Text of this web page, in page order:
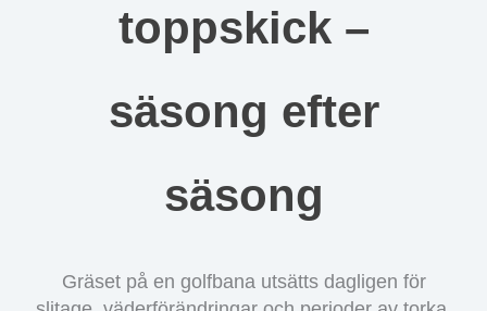
toppskick –
säsong efter
säsong
Gräset på en golfbana utsätts dagligen för